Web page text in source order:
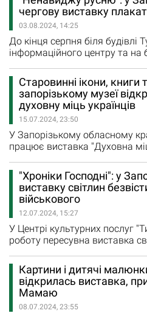
на відкритті представляла
галереї сучасного іконопису
цьому закладі культури
Мовчана.…
чергову виставку
03.08.2024, 14:25
До кінця серпня біля будівлі
інформаційного центру та на
можна подивитися роботи
Мікеладзе. На цих двох
Виставка відкрилася у
воєнного часу", який з
реалізують Туристичний…
Старовинні ікони, книги
запорізькому музеї
духовну міць українців
15.07.2024, 23:50
У Запорізькому обласному
працює виставка "Духовна
поспіль свято, яке символізує
державотворення України,
глибини віків, відзначали 28
Київської Русі. А з переходом
навоюліанський календар
"Хроніки Господні": у
виставку світлин
військового
12.07.2024, 15:27
У Центрі культурних послуг
роботу пересувна виставка
Господа "Хроніки Господні".
повідомляє сайт міської
захищати рідну країну
сектора. У 2018 році був
93-ї окремої механізованої…
Картини і дитячі
відкрилась виставка,
Мамаю
08.07.2024, 23:55